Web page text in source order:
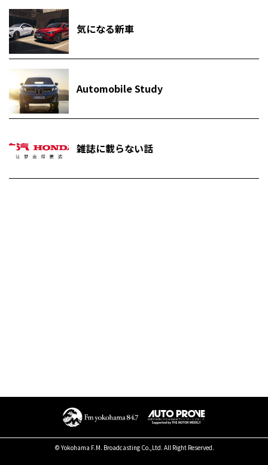
気になる新車
Automobile Study
雑誌に載らない話
© Yokohama F.M. Broadcasting Co.,Ltd. All Right Reserved.